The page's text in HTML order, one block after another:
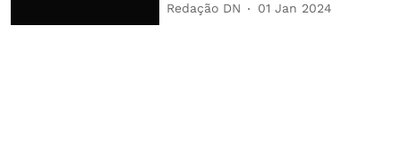
Redação DN 01 Jan 2024